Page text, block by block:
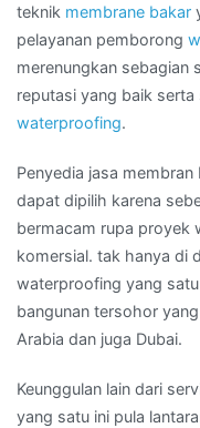
teknik membrane bakar
pelayanan pemborong
merenungkan sebagian
reputasi yang baik
waterproofing.
Penyedia jasa
dapat dipilih karena
bermacam rupa proyek
komersial. tak hanya di
waterproofing yang
bangunan tersohor
Arabia dan juga Dubai.
Keunggulan lain dari
yang satu ini pula